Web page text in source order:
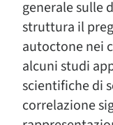
generale sulle
struttura il
autoctone nei
alcuni studi
scientifiche di
correlazione